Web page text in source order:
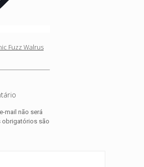
Fuzz Walrus
mail não será
obrigatórios são